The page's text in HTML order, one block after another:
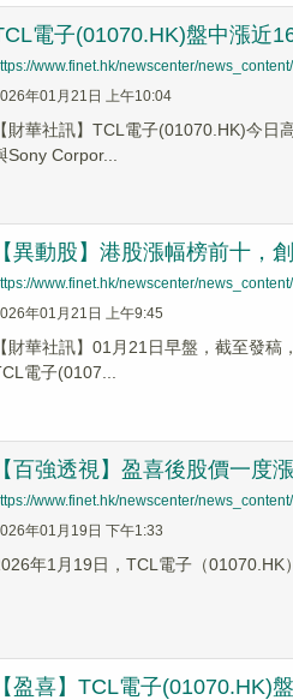
電子(01070.HK)盤中漲近
www.finet.hk/newscenter/
年01月21日 上午10:04
【財華社訊】TCL電子(01070.HK)今
Sony Corpor...
【異動股】港股漲幅榜前十，
www.finet.hk/newscenter/
年01月21日 上午9:45
【財華社訊】01月21日早盤，截至發
電子(0107...
【百強透視】盈喜後股價一度
www.finet.hk/newscenter/
年01月19日 下午1:33
年1月19日，TCL電子（01070.HK
【盈喜】TCL電子(01070.HK)